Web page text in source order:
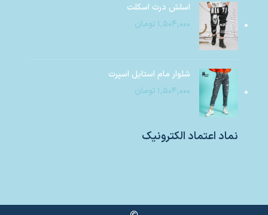
اسلش درث اسکلت
۱,۵۰۴,۰۰۰ تومان
شلوار مام استایل اسپرت
۱,۵۰۴,۰۰۰ تومان
نماد اعتماد الکترونیک